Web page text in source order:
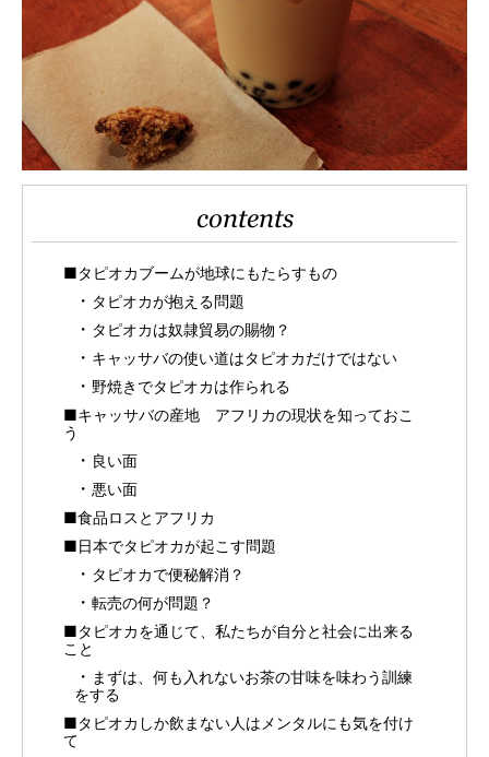
contents
■タピオカブームが地球にもたらすもの
タピオカが抱える問題
タピオカは奴隷貿易の賜物？
キャッサバの使い道はタピオカだけではない
野焼きでタピオカは作られる
■キャッサバの産地 アフリカの現状を知っておこ
う
良い面
悪い面
■食品ロスとアフリカ
■日本でタピオカが起こす問題
タピオカで便秘解消？
転売の何が問題？
■タピオカを通じて、私たちが自分と社会に出来る
こと
まずは、何も入れないお茶の甘味を味わう訓練
をする
■タピオカしか飲まない人はメンタルにも気を付け
て